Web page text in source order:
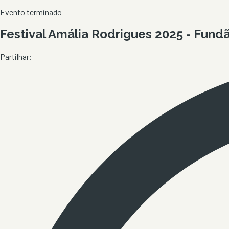
Evento terminado
Festival Amália Rodrigues 2025 -
Partilhar: